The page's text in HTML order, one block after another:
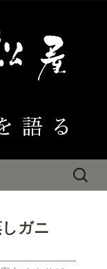
検
しガニ